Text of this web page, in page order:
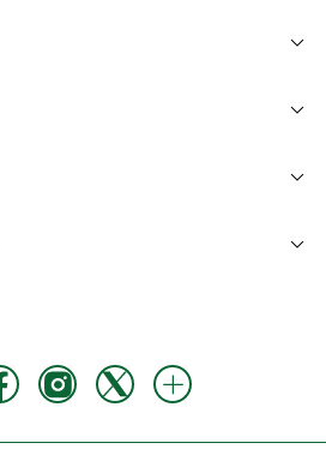
keyboard_arrow_down
keyboard_arrow_down
keyboard_arrow_down
keyboard_arrow_down